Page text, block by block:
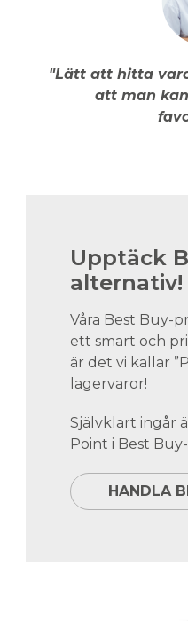
"Lätt att hitta
att man
Upptäck
alternativ!
Våra Best Buy-
ett smart och
är det vi kallar
lagervaror!
Självklart ingår
Point i Best
HANDLA